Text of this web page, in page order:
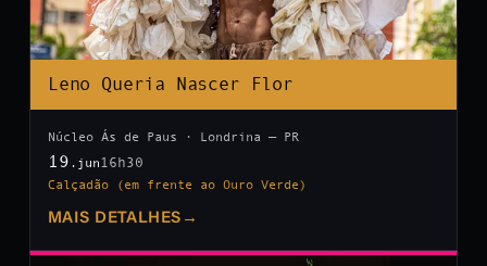
Leno Queria Nascer Flor
Núcleo Ás de Paus · Londrina — PR
19 .jun 16h30
Calçadão (em frente ao Ouro Verde)
MAIS DETALHES →